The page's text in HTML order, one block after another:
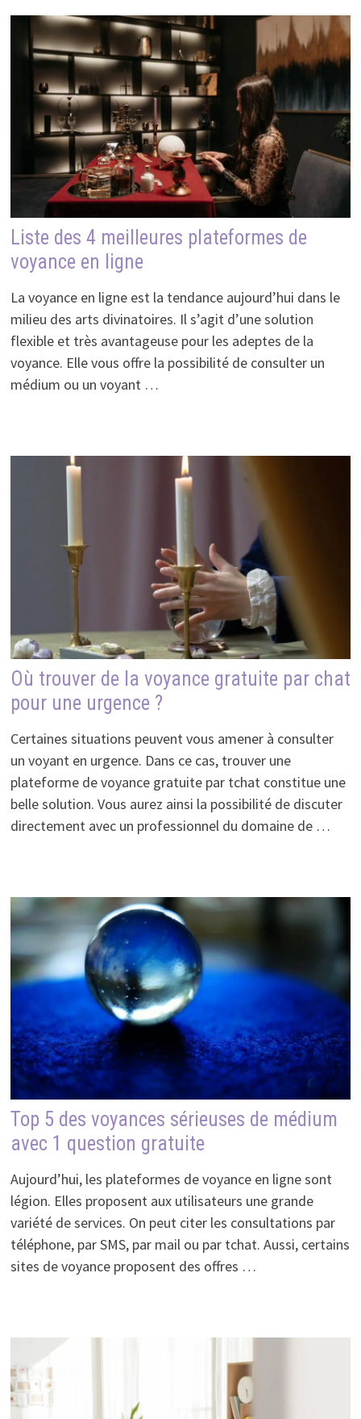
Liste des 4 meilleures plateformes de
voyance en ligne
La voyance en ligne est la tendance aujourd’hui dans le
milieu des arts divinatoires. Il s’agit d’une solution
flexible et très avantageuse pour les adeptes de la
voyance. Elle vous offre la possibilité de consulter un
médium ou un voyant …
Où trouver de la voyance gratuite par chat
pour une urgence ?
Certaines situations peuvent vous amener à consulter
un voyant en urgence. Dans ce cas, trouver une
plateforme de voyance gratuite par tchat constitue une
belle solution. Vous aurez ainsi la possibilité de discuter
directement avec un professionnel du domaine de …
Top 5 des voyances sérieuses de médium
avec 1 question gratuite
Aujourd’hui, les plateformes de voyance en ligne sont
légion. Elles proposent aux utilisateurs une grande
variété de services. On peut citer les consultations par
téléphone, par SMS, par mail ou par tchat. Aussi, certains
sites de voyance proposent des offres …